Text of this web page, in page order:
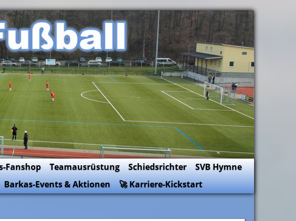
Fanshop Teamausrüstung Schiedsrichter
SVB Hymne
Barkas-Events & Aktionen 🚀 Karriere-Kickstart